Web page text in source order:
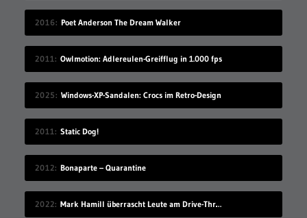
2016 Poet Anderson The Dream Walker
2011 Owlmotion: Adlereulen-Greifflug in 1.000 fps
2025 Windows-XP-Sandalen: Crocs im Retro-Design
2011 Static Dog!
2012 Bonaparte – Quarantine
2022 Mark Hamill überrascht Leute am Drive-Thru-Schalter